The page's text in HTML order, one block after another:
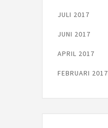
JULI 2017
JUNI 2017
APRIL 2017
FEBRUARI 2017